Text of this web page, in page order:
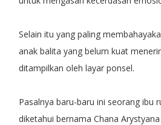
Selain itu yang paling
anak balita yang belum kuat
ditampilkan oleh layar ponsel.
Pasalnya baru-baru ini seorang ibu
diketahui bernama Chana